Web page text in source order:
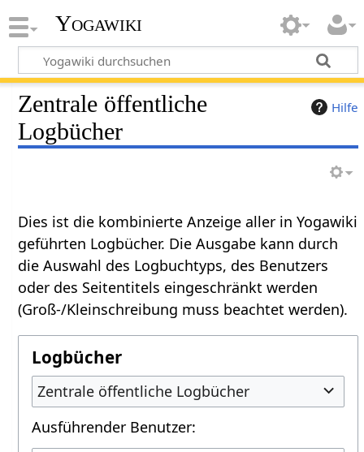
Yogawiki
Hilfe
Zentrale öffentliche
Logbücher
Dies ist die kombinierte Anzeige aller in Yogawiki
geführten Logbücher. Die Ausgabe kann durch
die Auswahl des Logbuchtyps, des Benutzers
oder des Seitentitels eingeschränkt werden
(Groß-/Kleinschreibung muss beachtet werden).
Logbücher
Zentrale öffentliche Logbücher
Ausführender Benutzer: